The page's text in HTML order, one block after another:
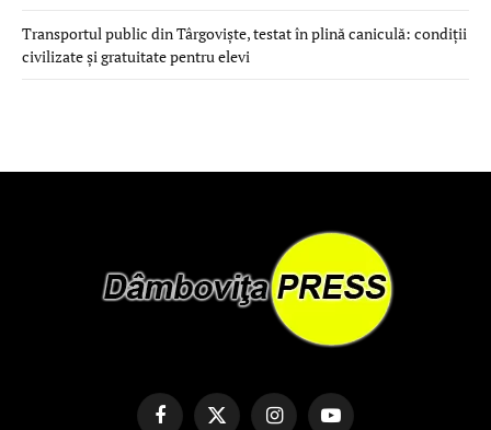
Transportul public din Târgoviște, testat în plină caniculă: condiții
civilizate și gratuitate pentru elevi
FacebookX InstagramYouTube